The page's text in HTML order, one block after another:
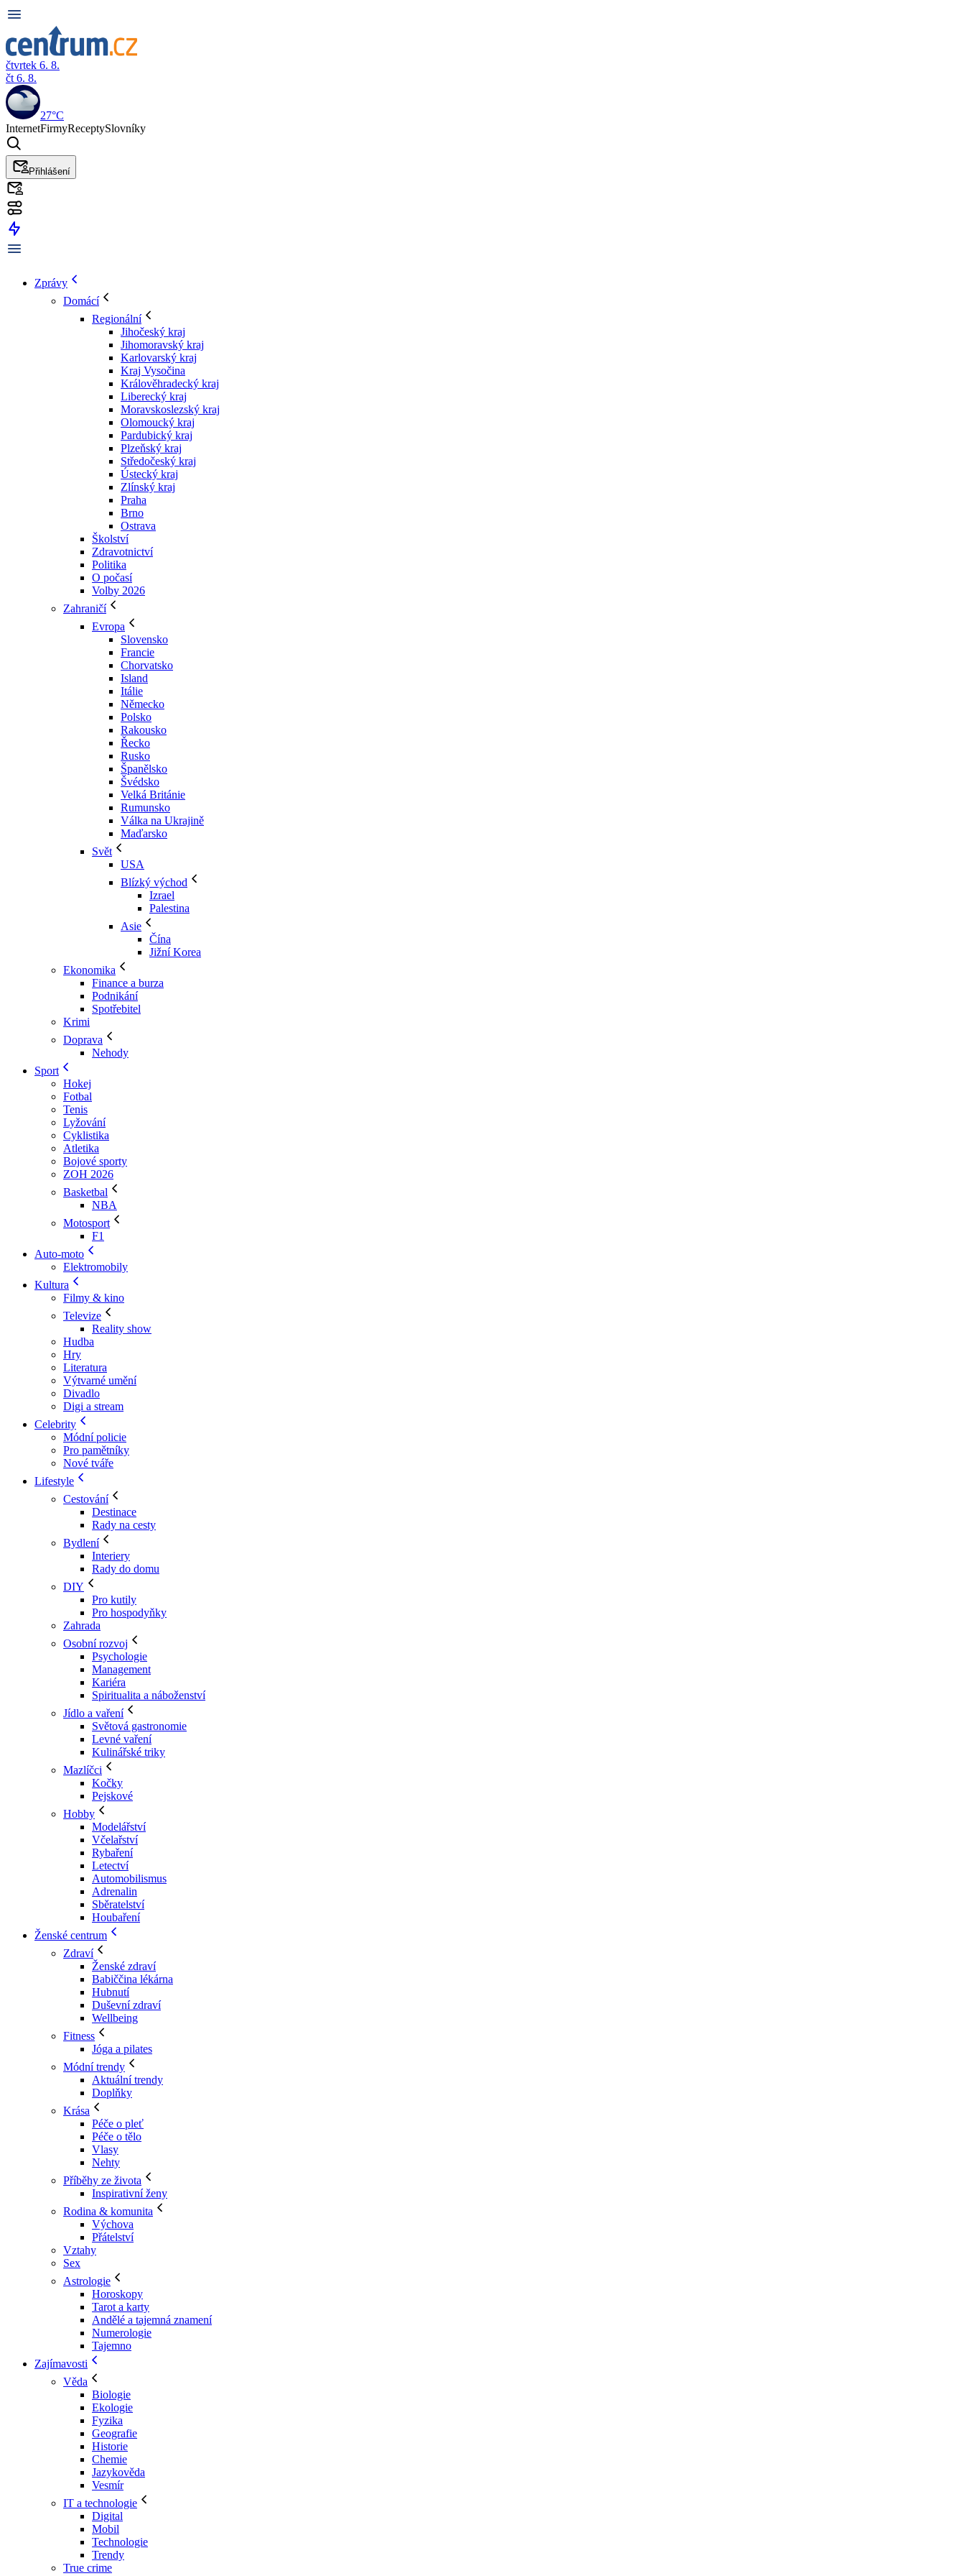
čtvrtek 6. 8.
čt 6. 8.
27°C
InternetFirmyReceptySlovníky
Přihlášení
Zprávy
Domácí
Regionální
Jihočeský kraj
Jihomoravský kraj
Karlovarský kraj
Kraj Vysočina
Králověhradecký kraj
Liberecký kraj
Moravskoslezský kraj
Olomoucký kraj
Pardubický kraj
Plzeňský kraj
Středočeský kraj
Ústecký kraj
Zlínský kraj
Praha
Brno
Ostrava
Školství
Zdravotnictví
Politika
O počasí
Volby 2026
Zahraničí
Evropa
Slovensko
Francie
Chorvatsko
Island
Itálie
Německo
Polsko
Rakousko
Řecko
Rusko
Španělsko
Švédsko
Velká Británie
Rumunsko
Válka na Ukrajině
Maďarsko
Svět
USA
Blízký východ
Izrael
Palestina
Asie
Čína
Jižní Korea
Ekonomika
Finance a burza
Podnikání
Spotřebitel
Krimi
Doprava
Nehody
Sport
Hokej
Fotbal
Tenis
Lyžování
Cyklistika
Atletika
Bojové sporty
ZOH 2026
Basketbal
NBA
Motosport
F1
Auto-moto
Elektromobily
Kultura
Filmy & kino
Televize
Reality show
Hudba
Hry
Literatura
Výtvarné umění
Divadlo
Digi a stream
Celebrity
Módní policie
Pro pamětníky
Nové tváře
Lifestyle
Cestování
Destinace
Rady na cesty
Bydlení
Interiery
Rady do domu
DIY
Pro kutily
Pro hospodyňky
Zahrada
Osobní rozvoj
Psychologie
Management
Kariéra
Spiritualita a náboženství
Jídlo a vaření
Světová gastronomie
Levné vaření
Kulinářské triky
Mazlíčci
Kočky
Pejskové
Hobby
Modelářství
Včelařství
Rybaření
Letectví
Automobilismus
Adrenalin
Sběratelství
Houbaření
Ženské centrum
Zdraví
Ženské zdraví
Babiččina lékárna
Hubnutí
Duševní zdraví
Wellbeing
Fitness
Jóga a pilates
Módní trendy
Aktuální trendy
Doplňky
Krása
Péče o pleť
Péče o tělo
Vlasy
Nehty
Příběhy ze života
Inspirativní ženy
Rodina & komunita
Výchova
Přátelství
Vztahy
Sex
Astrologie
Horoskopy
Tarot a karty
Andělé a tajemná znamení
Numerologie
Tajemno
Zajímavosti
Věda
Biologie
Ekologie
Fyzika
Geografie
Historie
Chemie
Jazykověda
Vesmír
IT a technologie
Digital
Mobil
Technologie
Trendy
True crime